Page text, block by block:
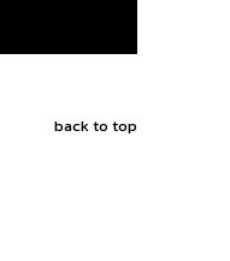
back to top